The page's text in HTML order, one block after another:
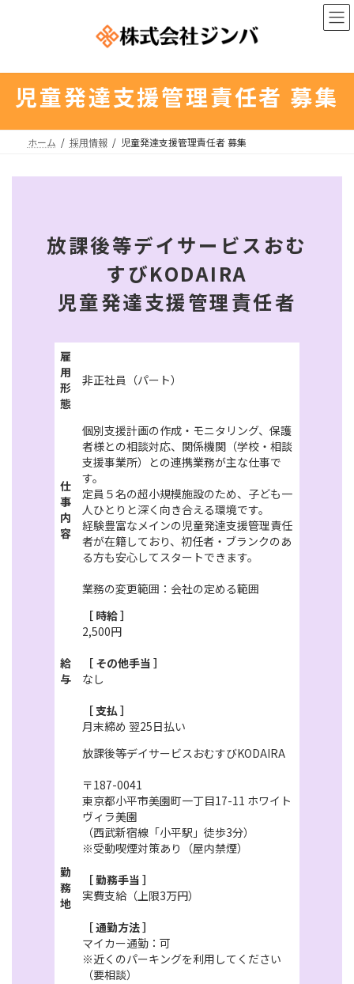
ツ
ッ
シ
移
児童発達支援管理責任者 募集
ホーム 採用情報 児童発達支援管理責任者 募集
放課後等デイサービスおむ
すびKODAIRA
児童発達支援管理責任者
雇
用
形
態
非正社員（パート）
仕
事
内
容
個別支援計画の作成・モニタリング、保護
者様との相談対応、関係機関（学校・相談
支援事業所）との連携業務が主な仕事で
す。
定員５名の超小規模施設のため、子ども一
人ひとりと深く向き合える環境です。
経験豊富なメインの児童発達支援管理責任
者が在籍しており、初任者・ブランクのあ
る方も安心してスタートできます。
業務の変更範囲：会社の定める範囲
給
与
［ 時給 ］
2,500円
［ その他手当 ］
なし
［ 支払 ］
月末締め 翌25日払い
勤
務
地
放課後等デイサービスおむすびKODAIRA
〒187-0041
東京都小平市美園町一丁目17-11 ホワイト
ヴィラ美園
（西武新宿線「小平駅」徒歩3分）
※受動喫煙対策あり（屋内禁煙）
［ 勤務手当 ］
実費支給（上限3万円）
［ 通勤方法 ］
マイカー通勤：可
※近くのパーキングを利用してください
（要相談）